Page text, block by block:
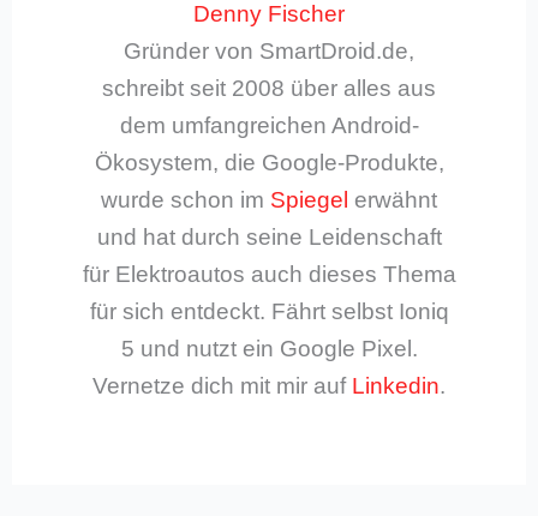
Denny Fischer
Gründer von SmartDroid.de,
schreibt seit 2008 über alles aus
dem umfangreichen Android-
Ökosystem, die Google-Produkte,
wurde schon im Spiegel erwähnt
und hat durch seine Leidenschaft
für Elektroautos auch dieses Thema
für sich entdeckt. Fährt selbst Ioniq
5 und nutzt ein Google Pixel.
Vernetze dich mit mir auf Linkedin.